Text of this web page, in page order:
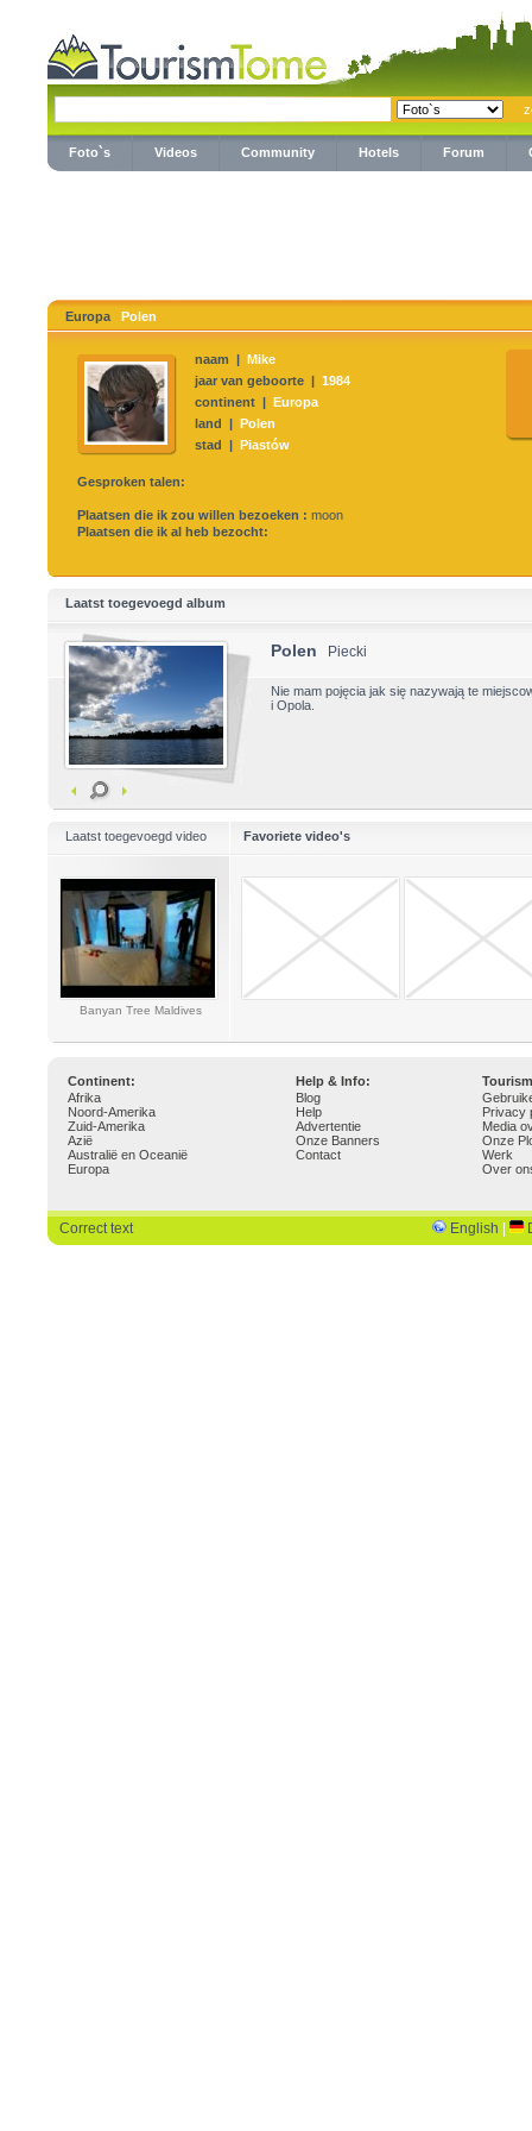
Foto`s Videos Community Hotels Forum
Europa Polen
naam | Mike
jaar van geboorte | 1984
continent | Europa
land | Polen
stad | Piastów
Gesproken talen:
Plaatsen die ik zou willen bezoeken : moon
Plaatsen die ik al heb bezocht:
Laatst toegevoegd album
Polen Piecki
Nie mam pojęcia jak się nazywają te
i Opola.
Laatst toegevoegd video Favoriete video's
Banyan Tree Maldives
Continent: Help & Info:
Afrika
Noord-Amerika
Zuid-Amerika
Azië
Australië en Oceanië
Europa
Blog
Help
Advertentie
Onze Banners
Contact
Privacy
Media
Onze
Werk
Over
Correct text English